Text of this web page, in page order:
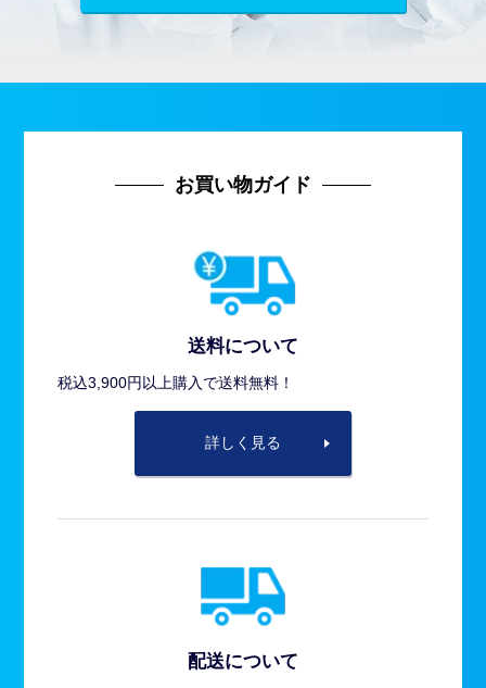
お買い物ガイド
送料について
税込3,900円以上購入で送料無料！
詳しく見る
配送について